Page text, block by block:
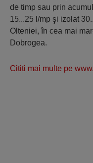
de timp sau prin
15...25 l/mp şi izolat
Olteniei, în cea mai
Dobrogea.
Cititi mai multe pe